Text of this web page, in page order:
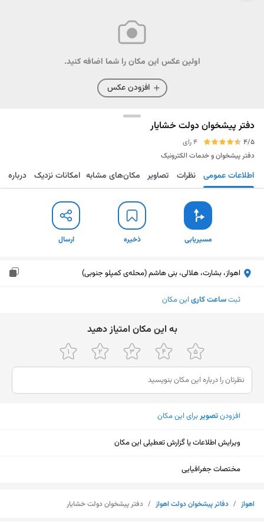
اولین عکس این مکان را شما اضافه کنید.
افزودن عکس
دفتر پیشخوان دولت خشایار
4/5
4 رای
دفتر پیشخوان و خدمات الکترونیک
مسیریابی ذخیره ارسال اطلاعات عمومی نظرات تصاویر مکان‌های مشابه امکانات نزدیک درباره
مسیریابی ذخیره ارسال
اهواز، بشارت، هلالی، بنی هاشم (محله‌ی کمپلو جنوبی)
ثبتساعت کاری این مکان
ﺑﻪ اﯾﻦ ﻣﮑﺎن اﻣﺘﯿﺎز دﻫﯿﺪ
افزودنتصویربرای این مکان
ویرایش اطلاعات یا گزارش تعطیلی این مکان
مختصات جغرافیایی
اهواز / دفاتر پیشخوان دولت اهواز / دفتر پیشخوان دولت خشایارنمایش نقشه